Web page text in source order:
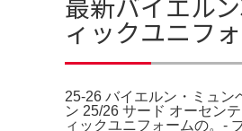
ィックユニフ
25-26 バイエルン・ミュン
ン 25/26 サード オーセン
ィックユニフォームの。-